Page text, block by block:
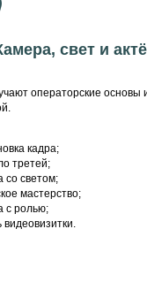
свет и
операторские основы
кадра;
третей;
со светом;
мастерство;
с ролью;
видеовизитки.